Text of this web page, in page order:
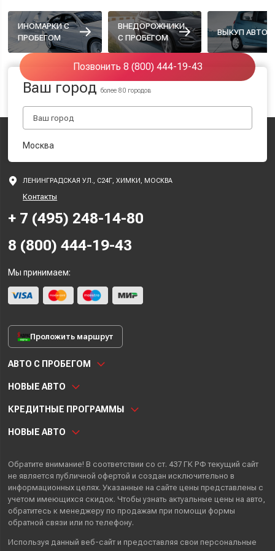
ИНОМАРКИ С
ПРОБЕГОМ
ВНЕДОРОЖНИКИ
С ПРОБЕГОМ
ВЫКУП АВТО
Позвонить 8 (800) 444-19-43
Ваш городболее 80 городов
Москва
ЛЕНИНГРАДСКАЯ УЛ., С24Г, ХИМКИ, МОСКВА
Контакты
+ 7 (495) 248-14-80
8 (800) 444-19-43
Мы принимаем:
Проложить маршрут
АВТО С ПРОБЕГОМ
НОВЫЕ АВТО
КРЕДИТНЫЕ ПРОГРАММЫ
НОВЫЕ АВТО
Обратите внимание! В соответствии со ст. 437 ГК РФ текущий сайт
не является публичной офертой и создан исключительно в
информационных целях. Указанные на сайте цены представлены с
учетом имеющихся скидок. Чтобы узнать актуальные цены на авто,
обратитесь к менеджеру по продажам при помощи формы
обратной связи или по телефону.
Используя данный веб-сайт и предоставляя свои персональные